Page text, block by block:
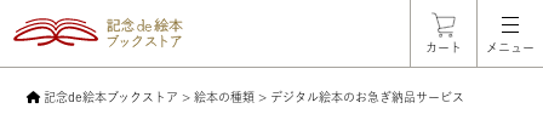
カート メニュー
記念de絵本ブックストア >絵本の種類 > デジタル絵本のお急ぎ納品サービス